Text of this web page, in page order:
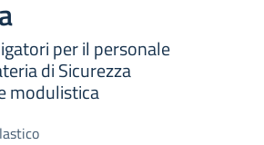
per il personale
di Sicurezza
modulistica